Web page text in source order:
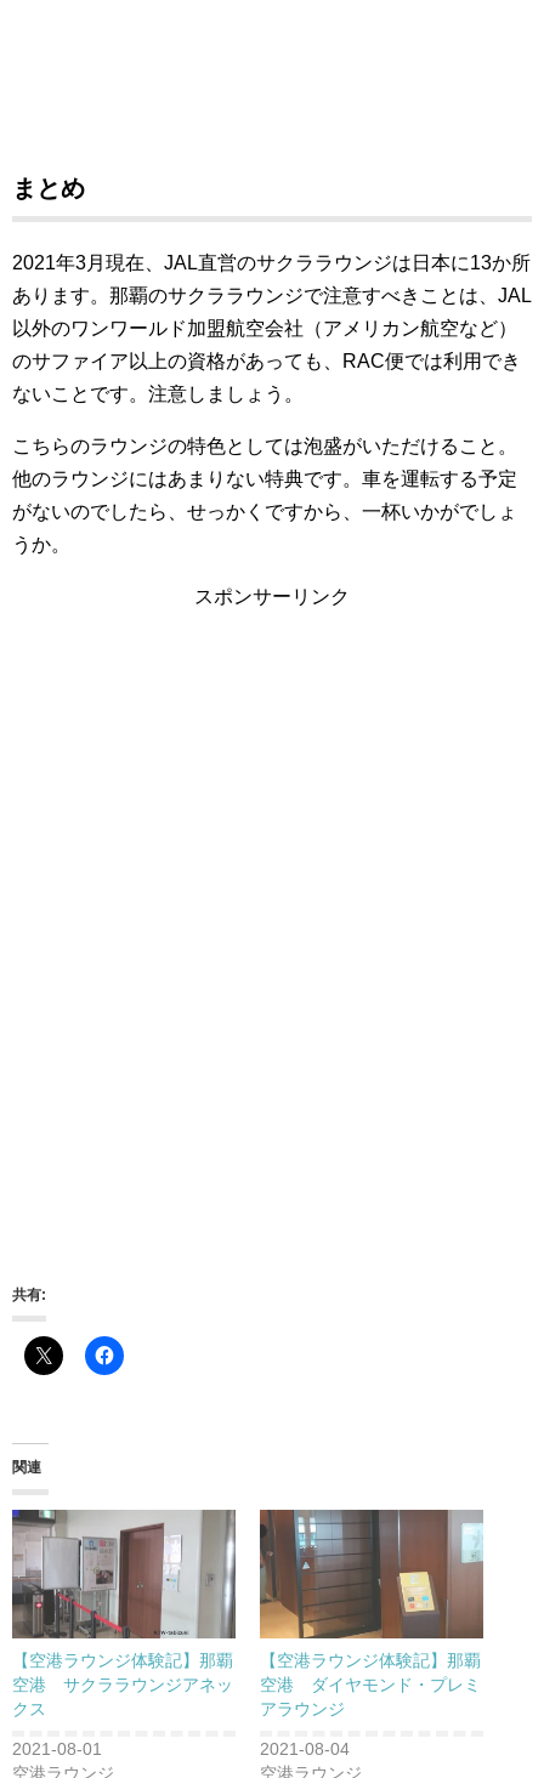
まとめ
2021年3月現在、JAL直営のサクララウンジは日本に13か所
あります。那覇のサクララウンジで注意すべきことは、JAL
以外のワンワールド加盟航空会社（アメリカン航空など）
のサファイア以上の資格があっても、RAC便では利用でき
ないことです。注意しましょう。
こちらのラウンジの特色としては泡盛がいただけること。
他のラウンジにはあまりない特典です。車を運転する予定
がないのでしたら、せっかくですから、一杯いかがでしょ
うか。
スポンサーリンク
共有:
関連
【空港ラウンジ体験記】那覇
空港 サクララウンジアネッ
クス
2021-08-01
空港ラウンジ
【空港ラウンジ体験記】那覇
空港 ダイヤモンド・プレミ
アラウンジ
2021-08-04
空港ラウンジ